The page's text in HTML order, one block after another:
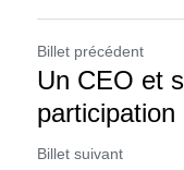
Billet précédent
Un CEO et
Billet suivant